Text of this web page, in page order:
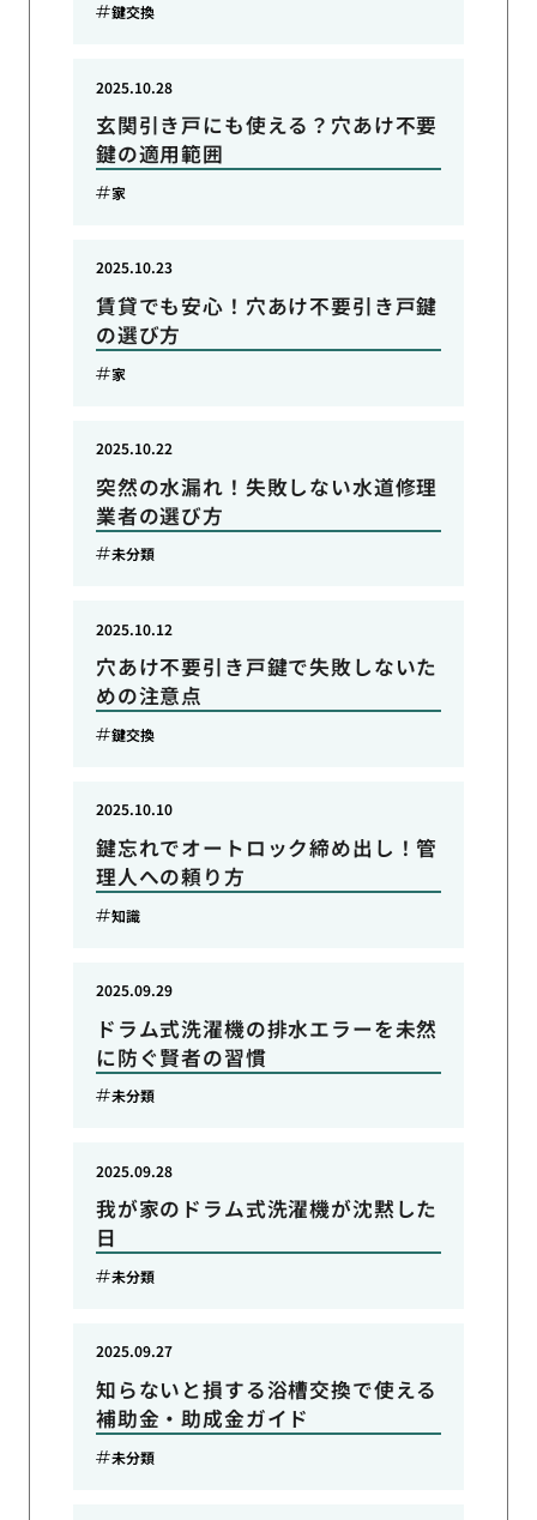
鍵交換
玄関引き戸にも使える？穴あけ不要
鍵の適用範囲
2025.10.28
家
賃貸でも安心！穴あけ不要引き戸鍵
の選び方
2025.10.23
家
突然の水漏れ！失敗しない水道修理
業者の選び方
2025.10.22
未分類
穴あけ不要引き戸鍵で失敗しないた
めの注意点
2025.10.12
鍵交換
鍵忘れでオートロック締め出し！管
理人への頼り方
2025.10.10
知識
ドラム式洗濯機の排水エラーを未然
に防ぐ賢者の習慣
2025.09.29
未分類
我が家のドラム式洗濯機が沈黙した
日
2025.09.28
未分類
知らないと損する浴槽交換で使える
補助金・助成金ガイド
2025.09.27
未分類